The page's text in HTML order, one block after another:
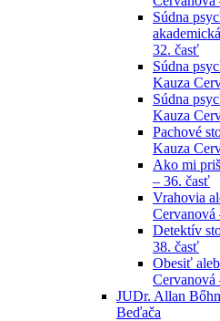
Súdna
32. časť
Súdna
Kauza
Súdna
Kauza
Pachové
Kauza
Ako mi
– 36. časť
Vrahovia
Cervanová
Detektív
38. časť
Obesiť
Cervanová
JUDr. Allan
Beďača